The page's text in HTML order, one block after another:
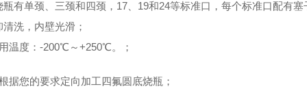
瓶有单颈、三颈和四颈，17、19和24等标准口，每个标准口配有塞
洗，内壁光滑；
温度：-200℃～+250℃。；
据您的要求定向加工四氟圆底烧瓶；